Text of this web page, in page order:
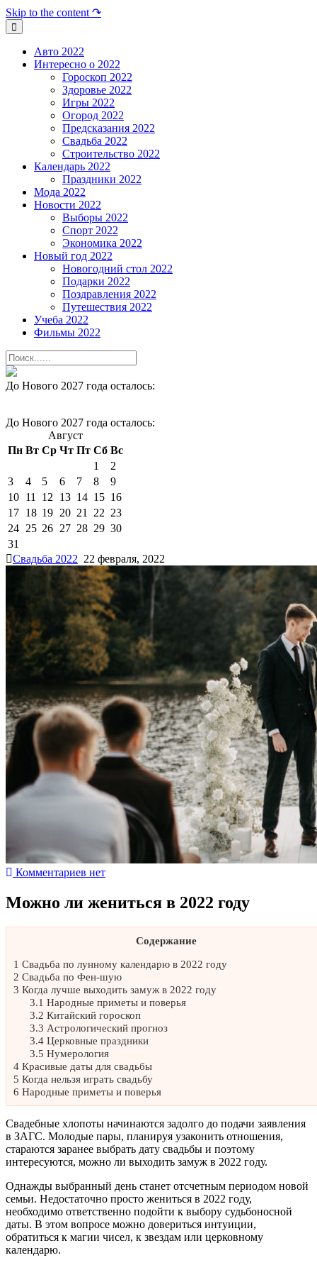
Skip to the content ↷
Авто 2022
Интересно о 2022
Гороскоп 2022
Здоровье 2022
Игры 2022
Огород 2022
Предсказания 2022
Свадьба 2022
Строительство 2022
Календарь 2022
Праздники 2022
Мода 2022
Новости 2022
Выборы 2022
Спорт 2022
Экономика 2022
Новый год 2022
Новогодний стол 2022
Подарки 2022
Поздравления 2022
Путешествия 2022
Учеба 2022
Фильмы 2022
До Нового 2027 года осталось:
До Нового 2027 года осталось:
Август
Пн Вт Ср Чт Пт Сб Вс
1
2
3
4 5 6 7 8
9
10 11 12 13 14 15 16
17 18 19 20 21 22 23
24 25 26 27 28 29 30
31
Свадьба 2022 22 февраля, 2022
Комментариев нет
Можно ли жениться в 2022 году
Содержание
1 Свадьба по лунному календарю в 2022 году
2 Свадьба по Фен-шую
3 Когда лучше выходить замуж в 2022 году
3.1 Народные приметы и поверья
3.2 Китайский гороскоп
3.3 Астрологический прогноз
3.4Церковные праздники
3.5 Нумерология
4 Красивые даты для свадьбы
5 Когда нельзя играть свадьбу
6 Народные приметы и поверья
Свадебные хлопоты начинаются задолго до подачи заявления
в ЗАГС. Молодые пары, планируя узаконить отношения,
стараются заранее выбрать дату свадьбы и поэтому
интересуются, можно ли выходить замуж в 2022 году.
Однажды выбранный день станет отсчетным периодом новой
семьи. Недостаточно просто жениться в 2022 году,
необходимо ответственно подойти к выбору судьбоносной
даты. В этом вопросе можно довериться интуиции,
обратиться к магии чисел, к звездам или церковному
календарю.